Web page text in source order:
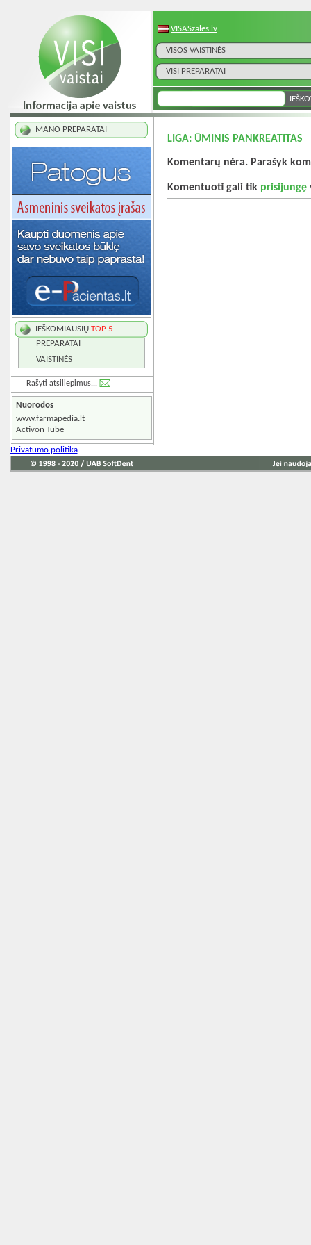
VISASzāles.lv
VISOS VAISTINĖS
VISI PREPARATAI
MANO PREPARATAI
IEŠKOMIAUSIŲ TOP 5
PREPARATAI
VAISTINĖS
Rašyti atsiliepimus...
Nuorodos
www.farmapedia.lt
Activon Tube
LIGA: ŪMINIS PANKREATITAS
Komentarų nėra. Parašyk
Komentuoti gali tik prisijungę
Privatumo politika